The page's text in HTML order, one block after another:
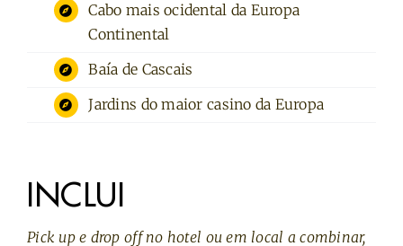
Cabo mais ocidental da Europa
Continental
Baía de Cascais
Jardins do maior casino da Europa
INCLUI
Pick up e drop off no hotel ou em local a combinar,